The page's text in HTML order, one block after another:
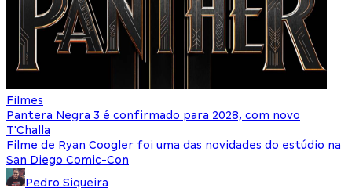
Filmes
Pantera Negra 3 é confirmado para 2028, com novo
T'Challa
Filme de Ryan Coogler foi uma das novidades do estúdio na
San Diego Comic-Con
Pedro Siqueira